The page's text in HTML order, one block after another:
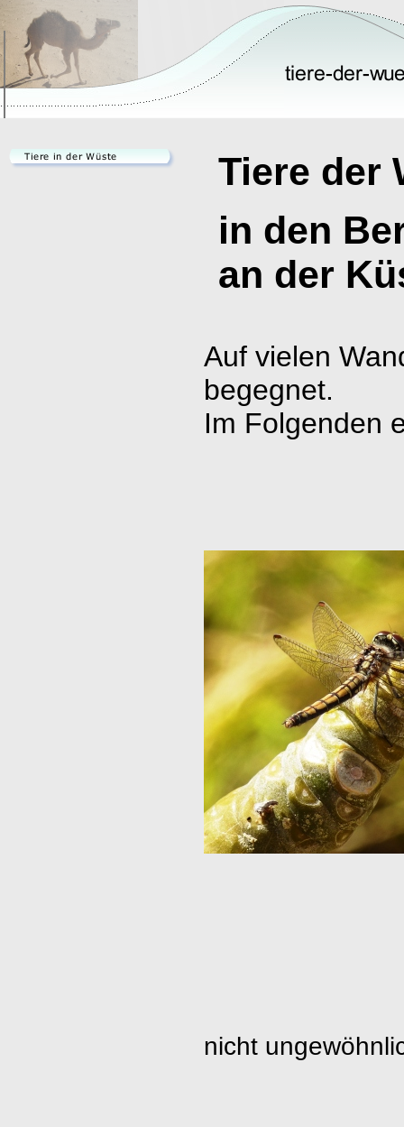
Tiere der
in den
an der
Auf vielen
begegnet.
Im Folgenden
nicht